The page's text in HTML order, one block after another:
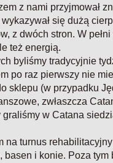
z nami przyjmował
się dużą
z dwóch stron. W
też energią.
byliśmy tradycyjnie
po raz pierwszy nie
sklepu (w przypadku
zwłaszcza
w Catana
na turnus
basen i konie. Poza